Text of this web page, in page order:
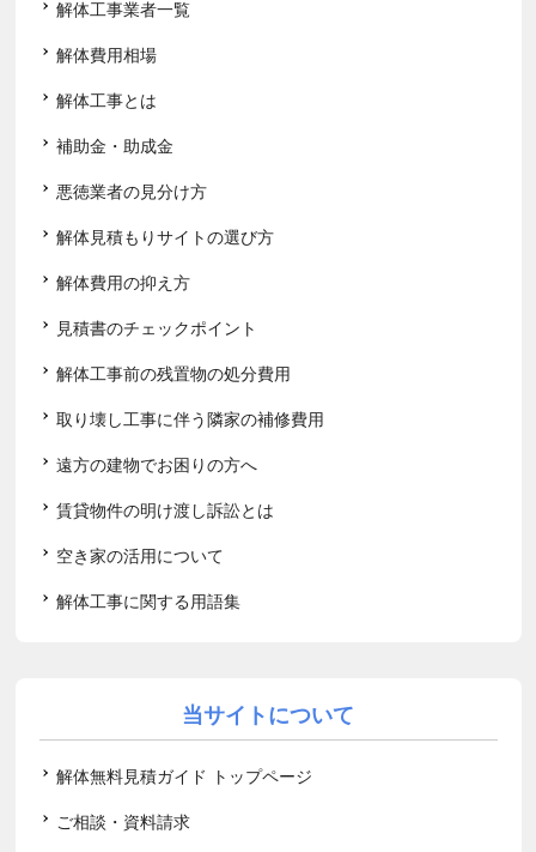
解体工事業者一覧
解体費用相場
解体工事とは
補助金・助成金
悪徳業者の見分け方
解体見積もりサイトの選び方
解体費用の抑え方
見積書のチェックポイント
解体工事前の残置物の処分費用
取り壊し工事に伴う隣家の補修費用
遠方の建物でお困りの方へ
賃貸物件の明け渡し訴訟とは
空き家の活用について
解体工事に関する用語集
当サイトについて
解体無料見積ガイド トップページ
ご相談・資料請求